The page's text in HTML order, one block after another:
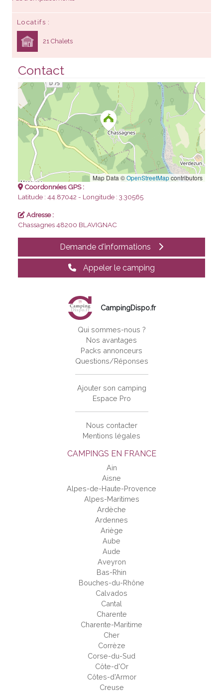
Locatifs
21 Chalets
Contact
Map Data ©OpenStreetMapcontributors
Coordonnées GPS :
Latitude : 44.87042 - Longitude : 3.30565
Adresse :
Chassagnes48200 BLAVIGNAC
Demande d'informations
Appeler le camping
CAMPINGS EN FRANCE
Ain
Aisne
Alpes-de-Haute-Provence
Alpes-Maritimes
Ardèche
Ardennes
Ariège
Aube
Aude
Aveyron
Bas-Rhin
Bouches-du-Rhône
Calvados
Cantal
Charente
Charente-Maritime
Cher
Corrèze
Corse-du-Sud
Côte-d'Or
Côtes-d'Armor
Creuse
CampingDispo.fr
Qui sommes-nous ?
Nos avantages
Packs annonceurs
Questions/Réponses
Ajouter son camping
Espace Pro
Nous contacter
Mentions légales